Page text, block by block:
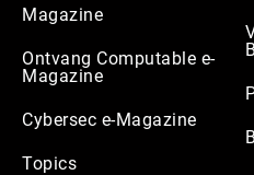
Magazine
Ontvang Computable e-
Magazine
Cybersec e-Magazine
Topics